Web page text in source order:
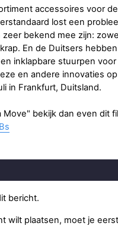
accessoires voor
lost een
bekend mee zijn:
En de Duitsers
inklapbare stuurpen
en andere innovaties
in Frankfurt, Duitsland.
Move" bekijk dan even dit
bericht.
wilt plaatsen, moet je eerst